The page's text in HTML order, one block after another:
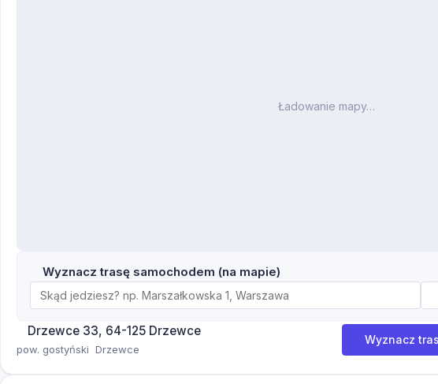
Ładowanie mapy…
Wyznacz trasę samochodem (na mapie)
Drzewce 33, 64-125 Drzewce
pow. gostyński Drzewce
Wyznacz